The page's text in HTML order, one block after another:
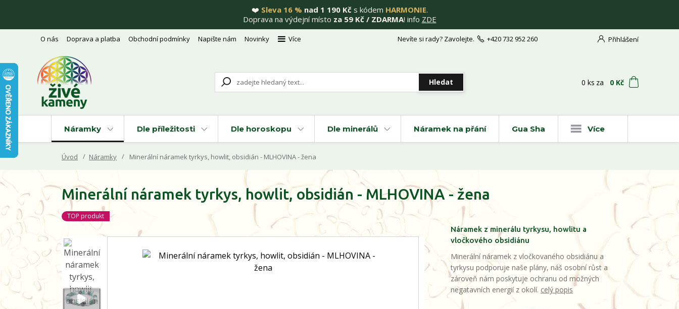
❤️ Sleva 16 % nad 1 190 Kčs kódem HARMONIE.
Doprava na výdejní místo za 59 Kč / ZDARMA! info ZDE
O nás Doprava a platba Obchodní podmínky Napište nám Novinky Více Přihlášení
Hledat
Nevíte si rady? Zavolejte. +420 732 952 260
0 ks za 0 Kč
Náramky Dle příležitosti Dle horoskopu Dle minerálů Náramek na přání Gua Sha Více
Úvod Náramky Minerální náramek tyrkys, howlit, obsidián - MLHOVINA - žena
Minerální náramek tyrkys, howlit, obsidián - MLHOVINA - žena
TOP produkt
Náramek z minerálu tyrkysu, howlitu a
vločkového obsidiánu
Minerální náramek z vločkovaného obsidiánu a
tyrkysu podporuje naše plány, náš osobní růst a
zároveň nám poskytuje ochranu od možných
negatavních energií z okolí. celý popis